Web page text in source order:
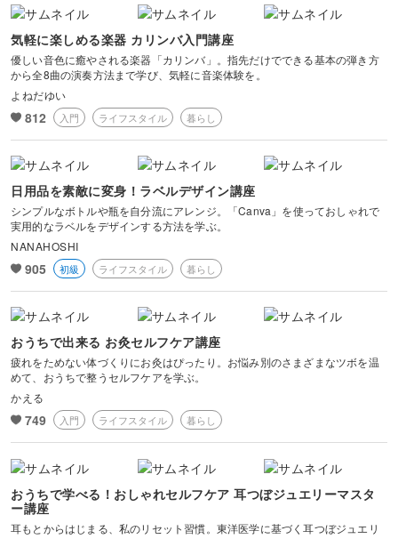
気軽に楽しめる楽器 カリンバ入門講座
優しい音色に癒やされる楽器「カリンバ」。指先だけでできる基本の弾き方
から全8曲の演奏方法まで学び、気軽に音楽体験を。
よねだゆい
812 入門 ライフスタイル 暮らし
日用品を素敵に変身！ラベルデザイン講座
シンプルなボトルや瓶を自分流にアレンジ。「Canva」を使っておしゃれで
実用的なラベルをデザインする方法を学ぶ。
NANAHOSHI
905 初級 ライフスタイル 暮らし
おうちで出来る お灸セルフケア講座
疲れをためない体づくりにお灸はぴったり。お悩み別のさまざまなツボを温
めて、おうちで整うセルフケアを学ぶ。
かえる
749 入門 ライフスタイル 暮らし
おうちで学べる！おしゃれセルフケア 耳つぼジュエリーマスタ
ー講座
耳もとからはじまる、私のリセット習慣。東洋医学に基づく耳つぼジュエリ